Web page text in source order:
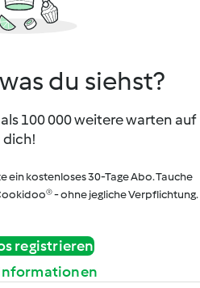
du siehst?
100 000 weitere warten auf
dich!
ein kostenloses 30-Tage Abo. Tauche
- ohne jegliche Verpflichtung.
registrieren